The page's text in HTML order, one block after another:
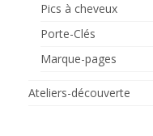
Pics à cheveux
Porte-Clés
Marque-pages
Ateliers-découverte